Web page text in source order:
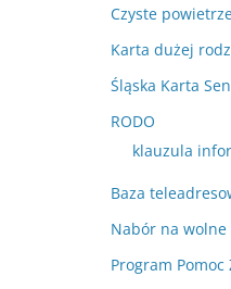
Czyste
Karta dużej
Śląska Karta
RODO
klauzula
Baza
Nabór na wolne
Program